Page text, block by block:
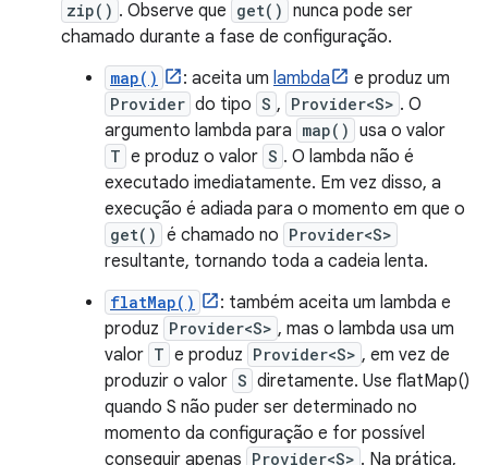
zip() . Observe que get() nunca pode ser
chamado durante a fase de configuração.
map() : aceita um lambda e produz um
Provider do tipo S , Provider<S> . O
argumento lambda para map() usa o valor
T e produz o valor S . O lambda não é
executado imediatamente. Em vez disso, a
execução é adiada para o momento em que o
get() é chamado no Provider<S>
resultante, tornando toda a cadeia lenta.
flatMap()
: também aceita um lambda e
produz Provider<S> , mas o lambda usa um
valor T e produz Provider<S> , em vez de
produzir o valor S diretamente. Use flatMap()
quando S não puder ser determinado no
momento da configuração e for possível
conseguir apenas Provider<S> . Na prática,